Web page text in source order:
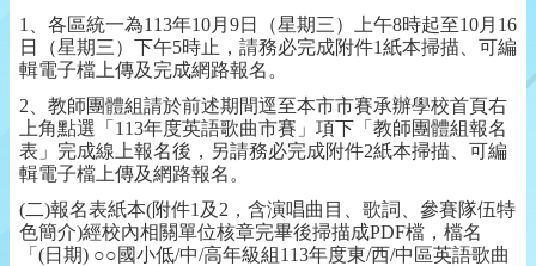
1、各區統一為113年10月9日（星期三）上午8時起至10月 16
日（星期三）下午5時止，請務必完成附件1紙本掃描、可編
輯電子檔上傳及完成網路報名。
2、教師團體組請於前述期間逕至本市市賽承辦學校首頁右
上角點選「113年度英語歌曲市賽」項下「教師團體組報名
表」完成線上報名後，另請務必完成附件2紙本掃描、可編
輯電子檔上傳及網路報名。
(二)報名表紙本(附件1及2，含演唱曲目、歌詞、參賽隊伍特
色簡介)經校內相關單位核章完畢後掃描成PDF檔，檔名
「(日期) ○○國小低/中/高年級組113年度東/西/中區英語歌曲